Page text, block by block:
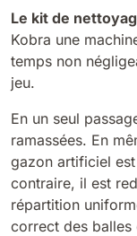
E110-D
E110-R
Le kit de
Kobra une
temps non
jeu.
En un seul
ramassées. En
gazon artificiel
contraire, il est
répartition
correct des balles